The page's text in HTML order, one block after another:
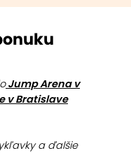
Jump Arena v
v Bratislave
a ďalšie